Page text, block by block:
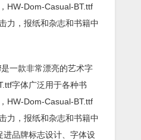
HW-Dom-Casual-BT.ttf
力，报纸和杂志和书籍中
一款非常漂亮的艺术字
字体广泛用于各种书
HW-Dom-Casual-BT.ttf
力，报纸和杂志和书籍中
品牌标志设计、字体设